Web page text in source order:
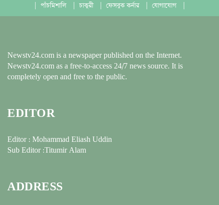
পাঁচমিশালি চাকুরী ফেসবুক কর্নার যোগাযোগ
Newstv24.com is a newspaper published on the Internet.
Newstv24.com as a free-to-access 24/7 news source. It is
completely open and free to the public.
EDITOR
Editor : Mohammad Eliash Uddin
Sub Editor :Titumir Alam
ADDRESS